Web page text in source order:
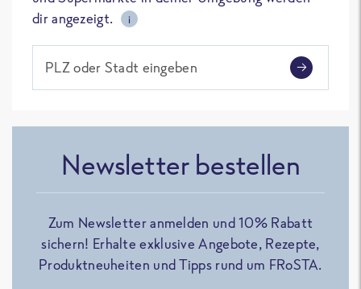
dir angezeigt.
i
PLZ oder Stadt eingeben
Newsletter bestellen
Zum Newsletter anmelden und 10% Rabatt
sichern! Erhalte exklusive Angebote, Rezepte,
Produktneuheiten und Tipps rund um FRoSTA.